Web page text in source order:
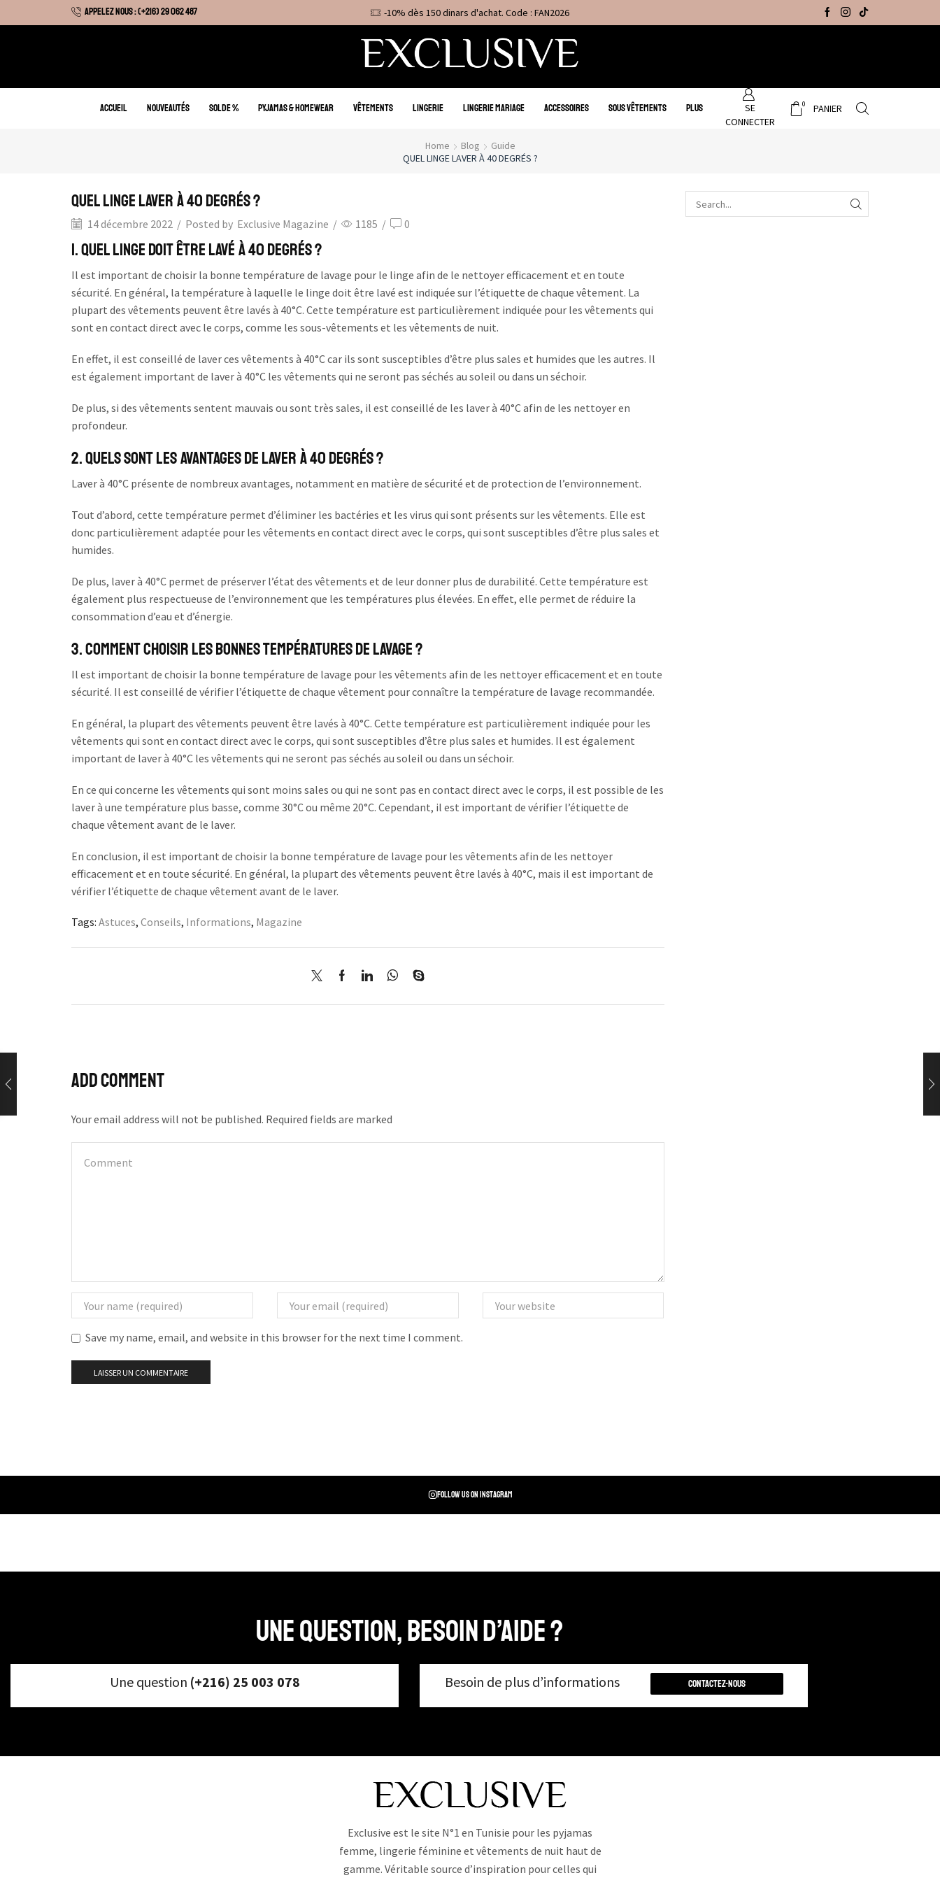
APPELEZ NOUS : (+216) 29 062 487
Hiver : Livraison gratuite sur tous nos articles -10% dès 150 dinars d'achat. Code : FAN2026 Promo Hiver : Livraison gratuite sur tous
ACCUEIL NOUVEAUTÉS SOLDE % PYJAMAS & HOMEWEAR VÊTEMENTS LINGERIE LINGERIE MARIAGE ACCESSOIRES SOUS VÊTEMENTS PLUS
SE
CONNECTER
0 PANIER
Home Blog
Guide
QUEL LINGE LAVER À 40 DEGRÉS ?
Quel linge laver à 40 degrés ?
14 décembre 2022 / Posted by Exclusive Magazine / 1185 / 0
1. Quel linge doit être lavé à 40 degrés ?
Il est important de choisir la bonne température de lavage pour le linge afin de le nettoyer efficacement et en toute
sécurité. En général, la température à laquelle le linge doit être lavé est indiquée sur l’étiquette de chaque vêtement. La
plupart des vêtements peuvent être lavés à 40°C. Cette température est particulièrement indiquée pour les vêtements qui
sont en contact direct avec le corps, comme les sous-vêtements et les vêtements de nuit.
En effet, il est conseillé de laver ces vêtements à 40°C car ils sont susceptibles d’être plus sales et humides que les autres. Il
est également important de laver à 40°C les vêtements qui ne seront pas séchés au soleil ou dans un séchoir.
De plus, si des vêtements sentent mauvais ou sont très sales, il est conseillé de les laver à 40°C afin de les nettoyer en
profondeur.
2. Quels sont les avantages de laver à 40 degrés ?
Laver à 40°C présente de nombreux avantages, notamment en matière de sécurité et de protection de l’environnement.
Tout d’abord, cette température permet d’éliminer les bactéries et les virus qui sont présents sur les vêtements. Elle est
donc particulièrement adaptée pour les vêtements en contact direct avec le corps, qui sont susceptibles d’être plus sales et
humides.
De plus, laver à 40°C permet de préserver l’état des vêtements et de leur donner plus de durabilité. Cette température est
également plus respectueuse de l’environnement que les températures plus élevées. En effet, elle permet de réduire la
consommation d’eau et d’énergie.
3. Comment choisir les bonnes températures de lavage ?
Il est important de choisir la bonne température de lavage pour les vêtements afin de les nettoyer efficacement et en toute
sécurité. Il est conseillé de vérifier l’étiquette de chaque vêtement pour connaître la température de lavage recommandée.
En général, la plupart des vêtements peuvent être lavés à 40°C. Cette température est particulièrement indiquée pour les
vêtements qui sont en contact direct avec le corps, qui sont susceptibles d’être plus sales et humides. Il est également
important de laver à 40°C les vêtements qui ne seront pas séchés au soleil ou dans un séchoir.
En ce qui concerne les vêtements qui sont moins sales ou qui ne sont pas en contact direct avec le corps, il est possible de les
laver à une température plus basse, comme 30°C ou même 20°C. Cependant, il est important de vérifier l’étiquette de
chaque vêtement avant de le laver.
En conclusion, il est important de choisir la bonne température de lavage pour les vêtements afin de les nettoyer
efficacement et en toute sécurité. En général, la plupart des vêtements peuvent être lavés à 40°C, mais il est important de
vérifier l’étiquette de chaque vêtement avant de le laver.
Tags: Astuces, Conseils, Informations, Magazine
Add comment
Your email address will not be published. Required fields are marked
Save my name, email, and website in this browser for the next time I comment.
Follow us on instagram
Une question, Besoin d’aide ?
Une question (+216) 25 003 078 Besoin de plus d’informations Contactez-nous
Exclusive est le site N°1 en Tunisie pour les pyjamas
femme, lingerie féminine et vêtements de nuit haut de
gamme. Véritable source d’inspiration pour celles qui